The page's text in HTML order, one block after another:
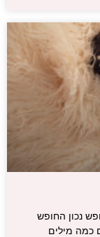
נכון החופש
כמה מילים